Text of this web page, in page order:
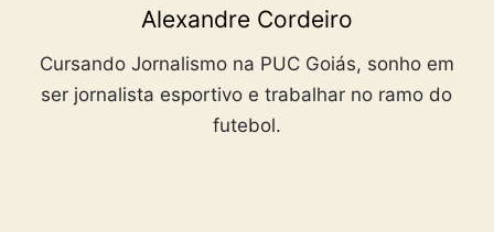
Alexandre Cordeiro
Cursando Jornalismo na PUC Goiás, sonho em
ser jornalista esportivo e trabalhar no ramo do
futebol.